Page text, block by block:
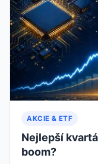
AKCIE & ETF
Nejlepší
boom?